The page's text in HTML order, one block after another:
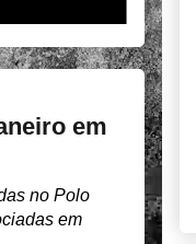
em
no Polo
em